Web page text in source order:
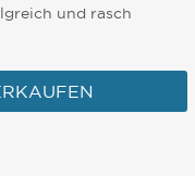
und rasch